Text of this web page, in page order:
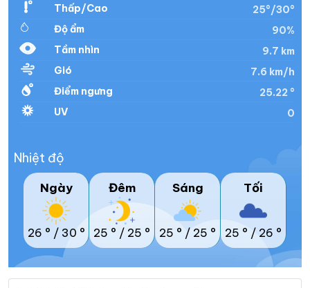
Thấp/Cao
25°/30°
Độ ẩm
90%
Tầm nhìn
9.7 km
Gió
7.6 km/h
Điểm ngưng
25.22 °
UV
0
Nhiệt độ
Ngày
26 ° / 30 °
Đêm
25 ° / 25 °
Sáng
25 ° / 25 °
Tối
25 ° / 26 °